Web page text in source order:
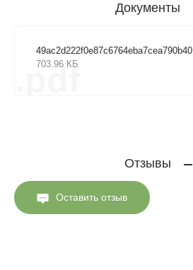
Документы
49ac2d222f0e87c6764eba7cea790b40
703.96 КБ
.pdf
Отзывы
Оставить отзыв